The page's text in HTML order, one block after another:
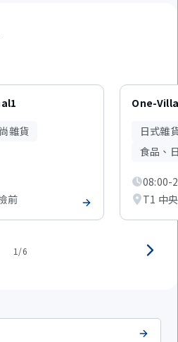
雜貨
前
One-
日式雜
食品、
08:00-
T1 中
1/6